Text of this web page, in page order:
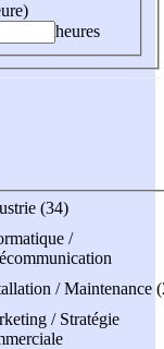
heures
(34)
/
/ Maintenance
/ Stratégie